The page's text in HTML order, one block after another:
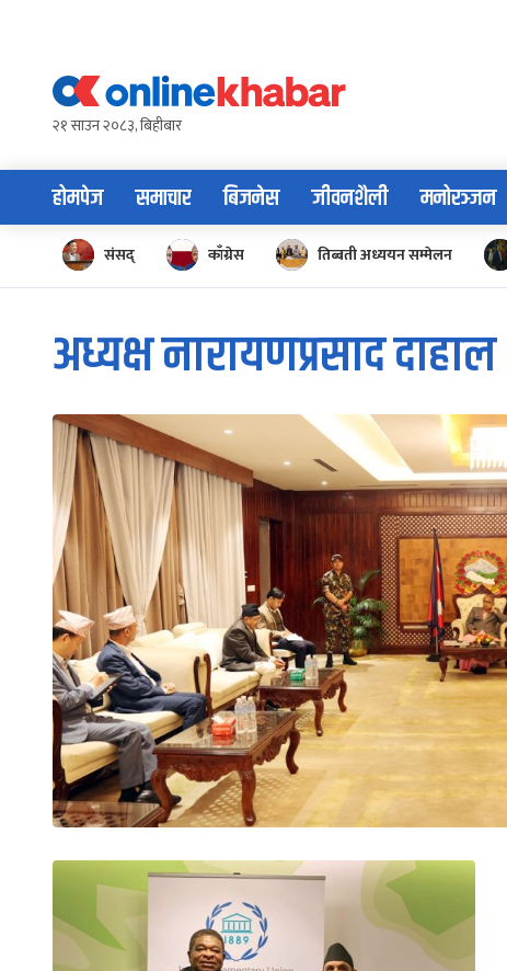
content२१ साउन २०८३, बिहीबार
होमपेज समाचार बिजनेस जीवनशैली मनोरञ्जन
संसद् काँग्रेस तिब्बती अध्ययन सम्मेलन
अध्यक्ष नारायणप्रसाद दाहाल